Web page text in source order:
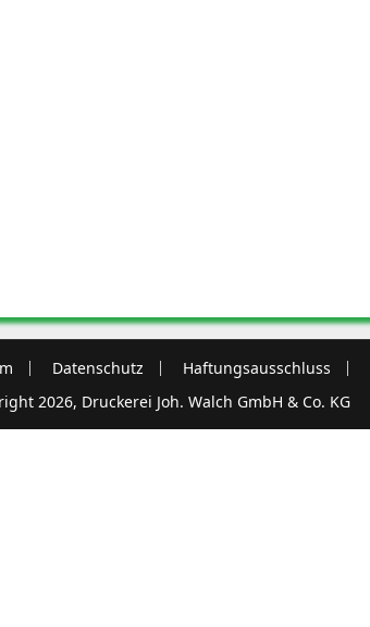
Datenschutz Haftungsausschluss
2026, Druckerei Joh. Walch GmbH & Co. KG